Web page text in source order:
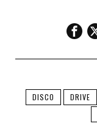
DISCO DRIVE